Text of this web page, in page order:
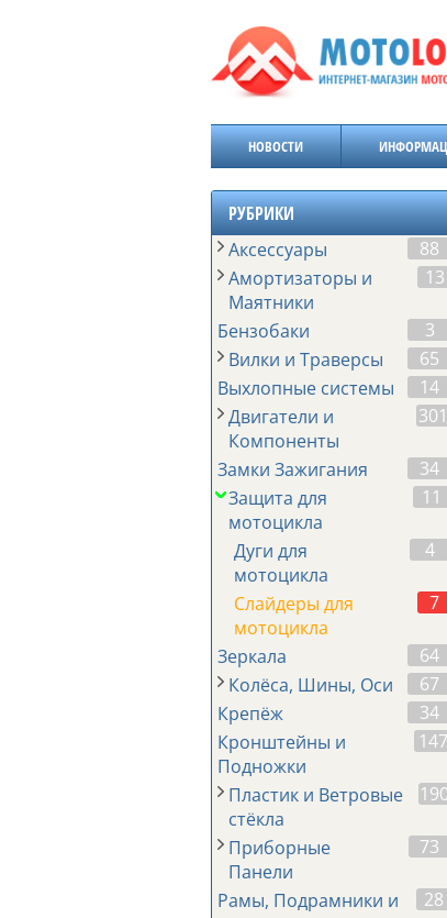
НОВОСТИ
РУБРИКИ
Аксессуары
88
Амортизаторы и
Маятники
13
Бензобаки
3
Вилки и Траверсы
65
Выхлопные системы
14
Двигатели и
Компоненты
301
Замки Зажигания
34
Защита для
мотоцикла
11
Дуги для
мотоцикла
4
Слайдеры для
мотоцикла
7
Зеркала
64
Колёса, Шины, Оси
67
Крепёж
34
Кронштейны и
Подножки
147
Пластик и Ветровые
стёкла
190
Приборные
Панели
73
Рамы, Подрамники и
28